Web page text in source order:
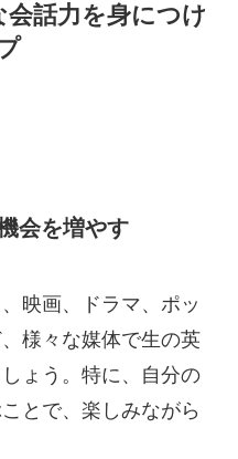
話力を身につけ
会を増やす
映画、ドラマ、ポッ
様々な媒体で生の英
ょう。特に、自分の
とで、楽しみながら